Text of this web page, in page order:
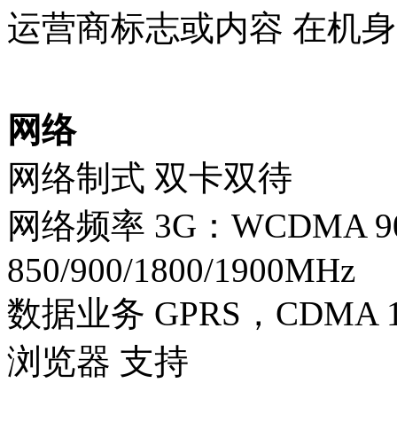
运营商标志或内容 在机
网络
网络制式 双卡双待
网络频率 3G：WCDMA
850/900/1800/1900MHz
数据业务 GPRS，CDMA
浏览器 支持